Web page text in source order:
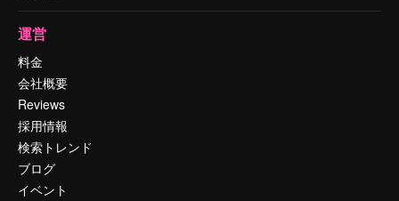
運営
料金
会社概要
Reviews
採用情報
検索トレンド
ブログ
イベント